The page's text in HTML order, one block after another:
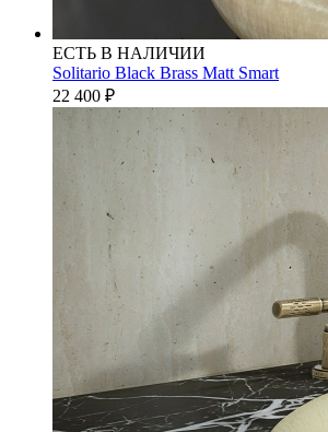
ЕСТЬ В НАЛИЧИИ
Solitario Black Brass Matt Smart
22 400 ₽